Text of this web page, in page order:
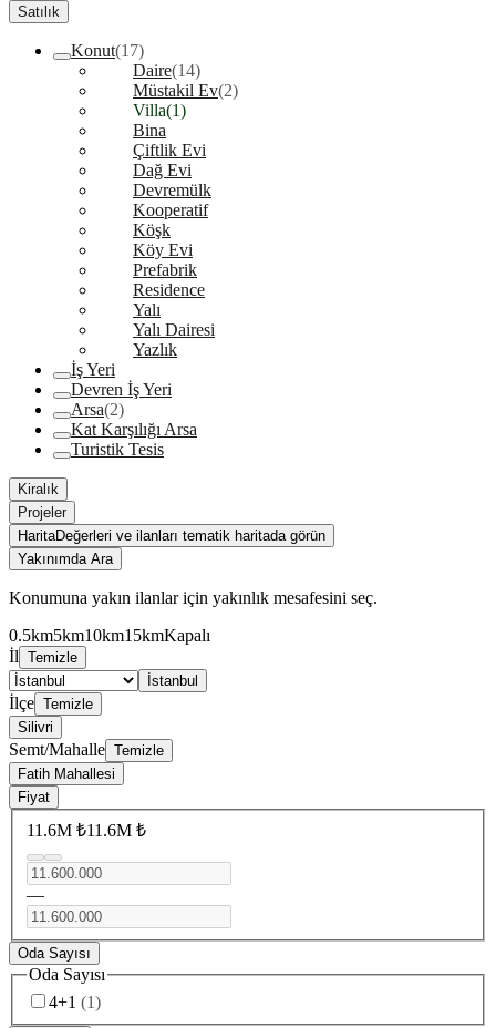
Satılık
Konut(17)
Daire(14)
Müstakil Ev(2)
Villa(1)
Bina
Çiftlik Evi
Dağ Evi
Devremülk
Kooperatif
Köşk
Köy Evi
Prefabrik
Residence
Yalı
Yalı Dairesi
Yazlık
İş Yeri
Devren İş Yeri
Arsa(2)
Kat Karşılığı Arsa
Turistik Tesis
Kiralık
Projeler
HaritaDeğerleri ve ilanları tematik haritada görün
Yakınımda Ara
Konumuna yakın ilanlar için yakınlık mesafesini seç.
0.5km5km10km15kmKapalı
İl Temizle
İstanbul
İlçe Temizle
Silivri
Semt/Mahalle Temizle
Fatih Mahallesi
Fiyat
11.6M ₺11.6M ₺
—
Oda Sayısı
Oda Sayısı
4+1 (1)